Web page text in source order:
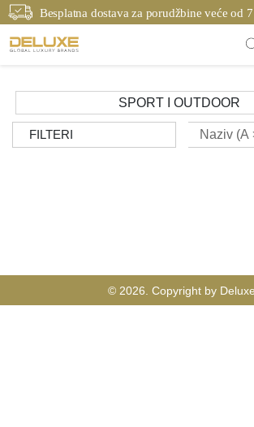
Besplatna dostava za porudžbine veće od
SPORT I OUTDOOR
FILTERI
© 2026. Copyright by Deluxe